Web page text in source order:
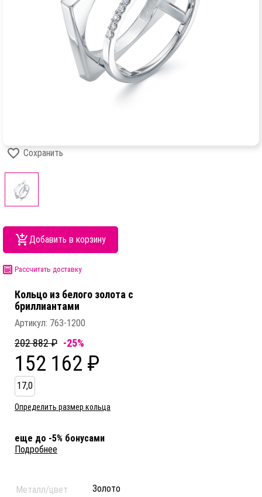
Сохранить
Добавить в корзину
Рассчитать доставку
Кольцо из белого золота c
бриллиантами
Артикул: 763-1200
202 882 ₽ -25%
152 162 ₽
17,0
Определить размер кольца
еще до -5% бонусами
Подробнее
Металл/цвет
Золото